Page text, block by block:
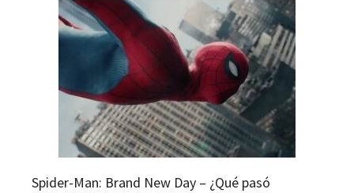
Spider-Man: Brand New Day – ¿Qué pasó